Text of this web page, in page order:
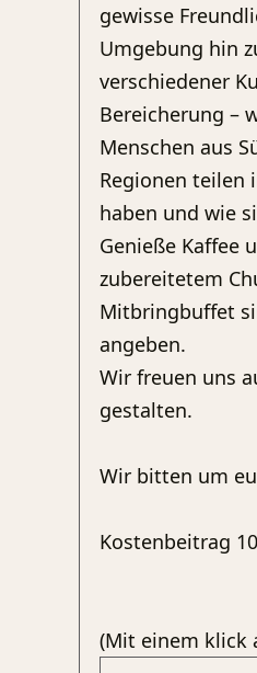
gewisse
Umgebung hin
verschiedener
Bereicherung –
Menschen aus
Regionen teilen
haben und wie
Genieße Kaffee
zubereitetem
Mitbringbuffet
angeben.
Wir freuen uns
gestalten.
Wir bitten um
Kostenbeitrag
(Mit einem klick